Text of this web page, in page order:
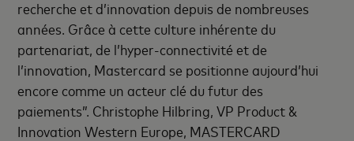
recherche et d’innovation depuis de nombreuses
années. Grâce à cette culture inhérente du
partenariat, de l’hyper-connectivité et de
l’innovation, Mastercard se positionne aujourd’hui
encore comme un acteur clé du futur des
paiements” Christophe Hilbring, VP Product &
Innovation Western Europe, MASTERCARD